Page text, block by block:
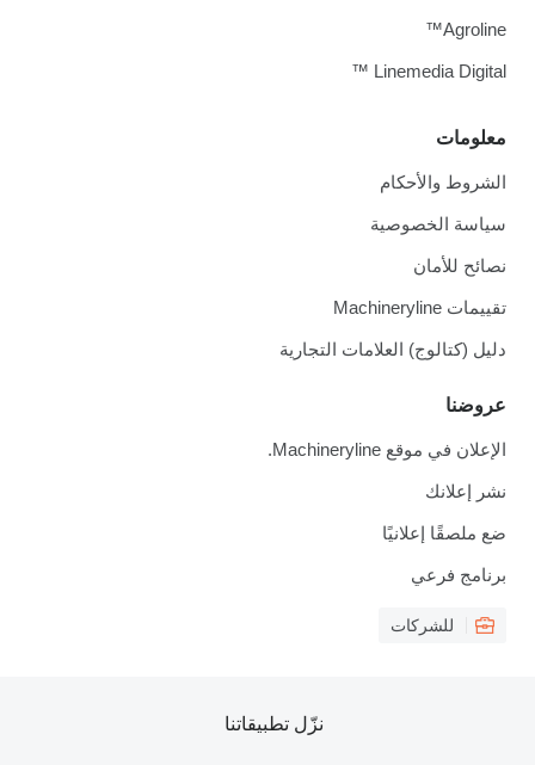
معلومات
الشروط والأحكام
سياسة الخصوصية
نصائح للأمان
تقييمات Machineryline
دليل (كتالوج) العلامات التجارية
عروضنا
الإعلان في موقع Machineryline.
نشر إعلانك
ضع ملصقًا إعلانيًا
برنامج فرعي
للشركات
Agroline™
Linemedia Digital ™
نزّل تطبيقاتنا